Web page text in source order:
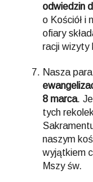
odwiedzin
o Kościół i
ofiary
racji wizyty
Nasza
8 marca.
tych
naszym
wyjątkiem
Mszy św.